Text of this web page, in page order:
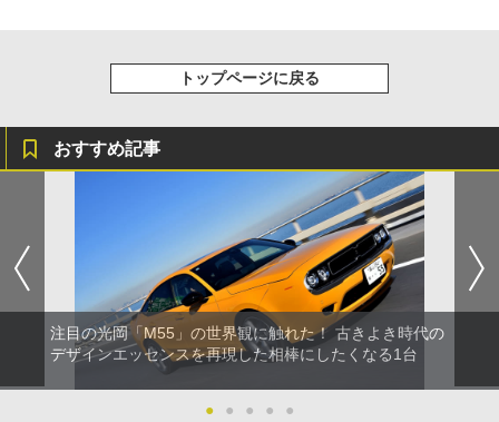
トップページに戻る
おすすめ記事
注目の光岡「M55」の世界観に触れた！ 古きよき時代の
デザインエッセンスを再現した相棒にしたくなる1台
● ● ● ● ●